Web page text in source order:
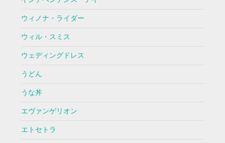
ウィノナ・ライダー
ウィル・スミス
ウェディングドレス
うどん
うな丼
エヴァンゲリオン
エトセトラ